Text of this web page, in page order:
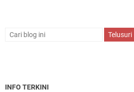
INFO TERKINI